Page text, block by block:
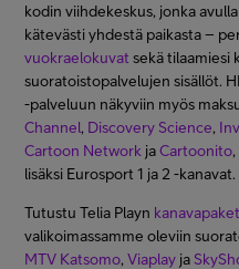
kodin viihdekeskus, jonka
kätevästi yhdestä paikasta –
vuokraelokuvat sekä tilaamiesi
suoratoistopalvelujen sisällöt.
-palveluun näkyviin myös
Channel, Discovery Science,
Cartoon Network jaCartoonito
lisäksi Eurosport 1 ja 2 -kanavat.
Tutustu Telia Playn
valikoimassamme oleviin
MTV Katsomo,Viaplay ja